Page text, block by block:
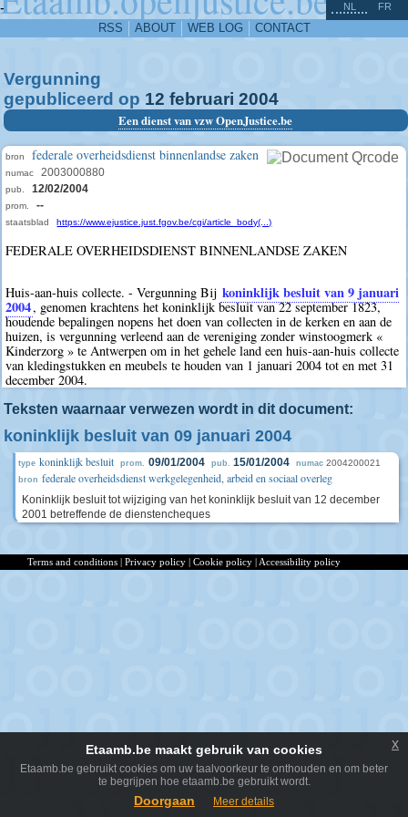
-
RSS ABOUT WEB LOG CONTACT
NL FR
Vergunning
gepubliceerd op 12 februari 2004
Een dienst van vzw OpenJustice.be
bron federale overheidsdienst binnenlandse zaken
numac 2003000880
pub. 12/02/2004
prom. --
staatsblad https://www.ejustice.just.fgov.be/cgi/article_body(...)
FEDERALE OVERHEIDSDIENST BINNENLANDSE ZAKEN
Huis-aan-huis collecte. - Vergunning Bij koninklijk besluit van 9 januari
2004, genomen krachtens het koninklijk besluit van 22 september 1823,
houdende bepalingen nopens het doen van collecten in de kerken en aan de
huizen, is vergunning verleend aan de vereniging zonder winstoogmerk «
Kinderzorg » te Antwerpen om in het gehele land een huis-aan-huis collecte
van kledingstukken en meubels te houden van 1 januari 2004 tot en met 31
december 2004.
Teksten waarnaar verwezen wordt in dit document:
koninklijk besluit van 09 januari 2004
type koninklijk besluit prom. 09/01/2004 pub. 15/01/2004 numac 2004200021
bron federale overheidsdienst werkgelegenheid, arbeid en sociaal overleg
Koninklijk besluit tot wijziging van het koninklijk besluit van 12 december
2001 betreffende de dienstencheques
^
Terms and conditions | Privacy policy | Cookie policy | Accessibility policy
Etaamb.be maakt gebruik van cookies
Etaamb.be gebruikt cookies om uw taalvoorkeur te onthouden en om beter
te begrijpen hoe etaamb.be gebruikt wordt.
Doorgaan Meer details
x